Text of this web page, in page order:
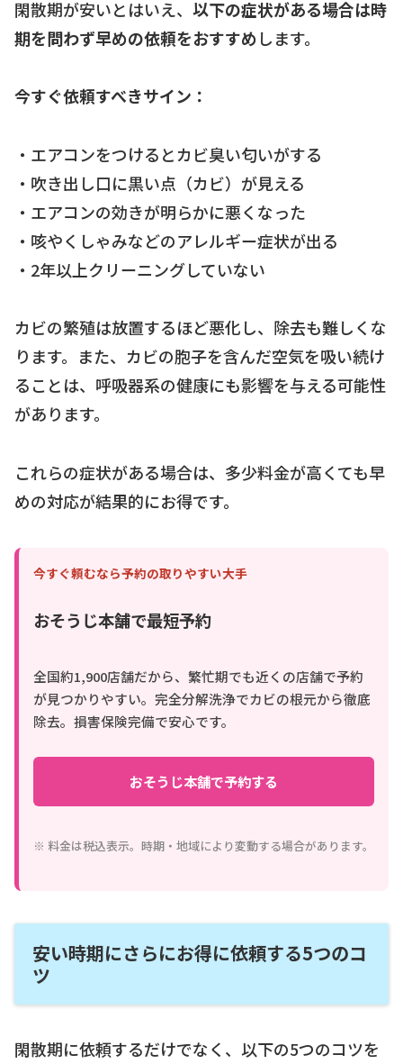
閑散期が安いとはいえ、 以下の症状がある場合は時
期を問わず早めの依頼をおすすめします。
今すぐ依頼すべきサイン：
・エアコンをつけるとカビ臭い匂いがする
・吹き出し口に黒い点（カビ）が見える
・エアコンの効きが明らかに悪くなった
・咳やくしゃみなどのアレルギー症状が出る
・2年以上クリーニングしていない
カビの繁殖は放置するほど悪化し、除去も難しくな
ります。また、カビの胞子を含んだ空気を吸い続け
ることは、呼吸器系の健康にも影響を与える可能性
があります。
これらの症状がある場合は、多少料金が高くても早
めの対応が結果的にお得です。
今すぐ頼むなら予約の取りやすい大手
おそうじ本舗で最短予約
全国約1,900店舗だから、繁忙期でも近くの店舗で予約
が見つかりやすい。完全分解洗浄でカビの根元から徹底
除去。損害保険完備で安心です。
おそうじ本舗で予約する
※ 料金は税込表示。時期・地域により変動する場合があります。
安い時期にさらにお得に依頼する5つのコ
ツ
閑散期に依頼するだけでなく、以下の5つのコツを